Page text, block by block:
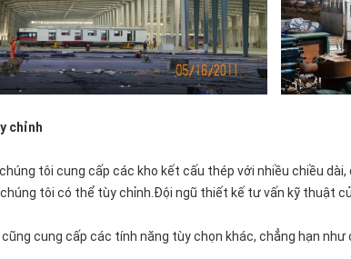
chỉnh
chúng tôi cung cấp các kho kết cấu thép với nhiều chiều
tôi có thể tùy chỉnh.Đội ngũ thiết kế tư vấn kỹ thuật
cung cấp các tính năng tùy chọn khác, chẳng hạn